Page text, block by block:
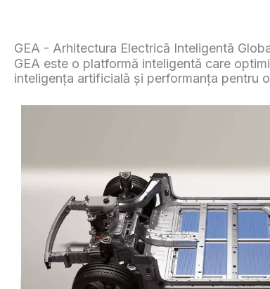
GEA - Arhitectura Electrică Inteligentă
GEA este o platformă inteligentă care
inteligența artificială și performanța pentru